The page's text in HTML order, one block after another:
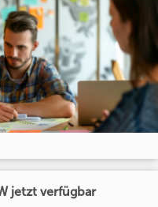
jetzt verfügbar